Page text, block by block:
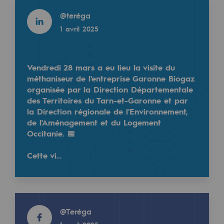
Territorial
Engagements auprès des territoires
Social
Notre investissement dans les
Inclusion
Mixité et égalité Femme-Homme
QVCT
Sécurité
Sécurité
PARI 2035, le programme de sécurité
@teréga
1 avril 2025
Vendredi 28 mars a eu lieu la visite du
méthaniseur de l'entreprise Garonne Biogaz
organisée par la Direction Départementale
des Territoires du Tarn-et-Garonne et par
la Direction régionale de l'Environnement,
de l'Aménagement et du Logement
Occitanie. 📅
Cette vi…
@Teréga